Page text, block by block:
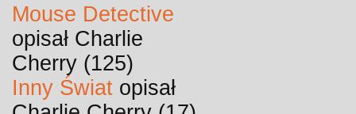
Mouse Detective
opisał Charlie
Cherry (125)
Inny Świat opisał